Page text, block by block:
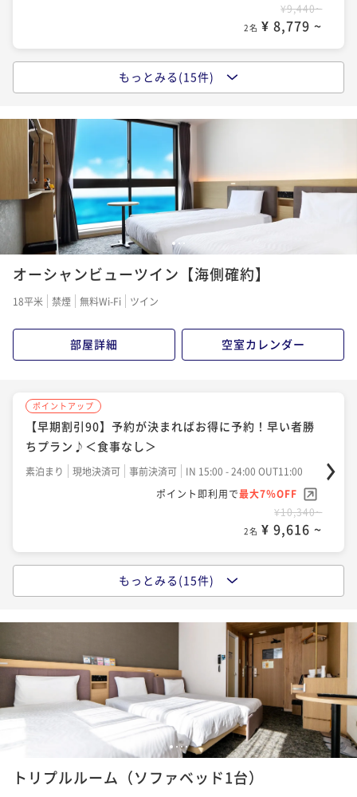
¥9,440~
2名 ¥ 8,779 ~
【早期割引60】予約が決まればお得に予約！早い者勝
ちプラン♪＜食事なし＞
素泊まり 現地決済可
IN 15:00 - 24:45 OUT11:00
ポイント即利用で
¥9,760~
¥ 9,076 ~
ポイントアップ
【早期割引30】予約が決まればお得に予約！早い者勝
ちプラン♪＜食事なし＞
ポイント即利用で最大7％OFF
¥9,960~
ポイントアップ
変なホテル関西空港 宿泊プラン＜食事なし＞
素泊まり 現地決済可 事前決済可
IN 15:00 - 24:00 OUT11:00
ポイント即利用で最大7％OFF
¥10,500~
2名 ¥ 9,765 ~
プラン＜食事なし＞
IN 15:00 - 24:00 OUT11:00
ポイント即利用で 最大7％OFF
¥13,000~
2名 ¥ 12,090 ~
ポイントアップ
【早期割引90】予約が決まればお得に予約！早い者勝
もっとみる(15件)
12 3
オーシャンビューツイン【海側確約】
18平米 禁煙 無料Wi-Fi ツイン
部屋詳細 空室カレンダー
ポイントアップ
【早期割引90】予約が決まればお得に予約！早い者勝
ちプラン♪＜食事なし＞
素泊まり 現地決済可 事前決済可
IN 15:00 - 24:00 OUT11:00
ポイント即利用で最大7％OFF
¥10,340~
2名 ¥ 9,616 ~
【早期割引60】予約が決まればお得に予約！早い者勝
ちプラン♪＜食事なし＞
IN 15:00 - 24:45 OUT11:00
ポイント即利用で
最大7％OFF
¥10,680~
2名 ¥ 9,932 ~
ポイントアップ
【早期割引30】予約が決まればお得に予約！早い者勝
もっとみる(15件)
1 234
トリプルルーム（ソファベッド1台）